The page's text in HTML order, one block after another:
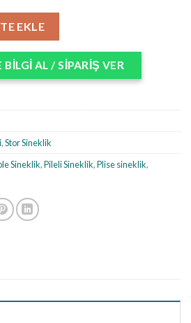
EKLE
BILGI AL / SIPARIŞ VER
,Stor Sineklik
Sineklik,Pileli Sineklik,Plise sineklik,